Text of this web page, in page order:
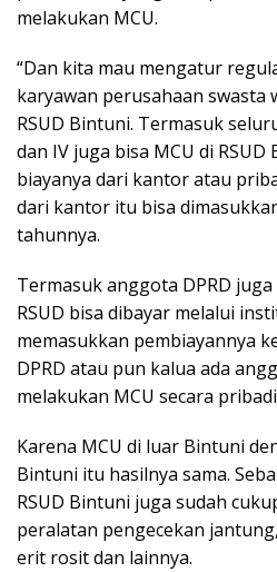
melakukan MCU.
“Dan kita mau mengatur
karyawan perusahaan swasta
RSUD Bintuni. Termasuk
dan IV juga bisa MCU di
biayanya dari kantor atau
dari kantor itu bisa
tahunnya.
Termasuk anggota DPRD
RSUD bisa dibayar melalui
memasukkan pembiayannya
DPRD atau pun kalua ada
melakukan MCU secara
Karena MCU di luar Bintuni
Bintuni itu hasilnya sama.
RSUD Bintuni juga sudah
peralatan pengecekan
erit rosit dan lainnya.